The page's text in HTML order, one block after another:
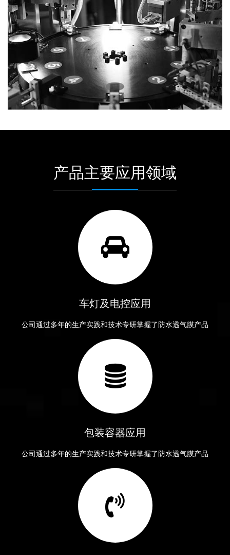
产品主要应用领域
车灯及电控应用
公司通过多年的生产实践和技术专研掌握了防水透气膜产品
包装容器应用
公司通过多年的生产实践和技术专研掌握了防水透气膜产品